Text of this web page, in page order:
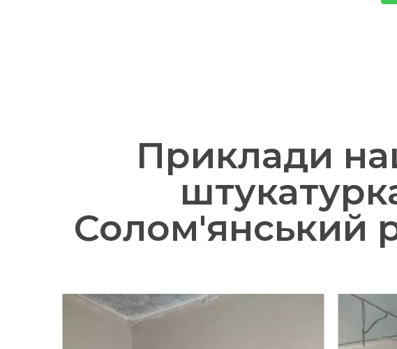
Приклади
Солом'янський